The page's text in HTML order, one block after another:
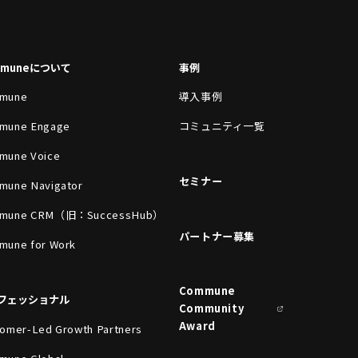
について
Engage
Voice
Navigator
CRM（旧：SuccessHub）
for Work
ェッショナル
Led Growth Partners
事例
導入事例
コミュニティ一覧
セミナー
パートナー募集
Commune
Community
Award